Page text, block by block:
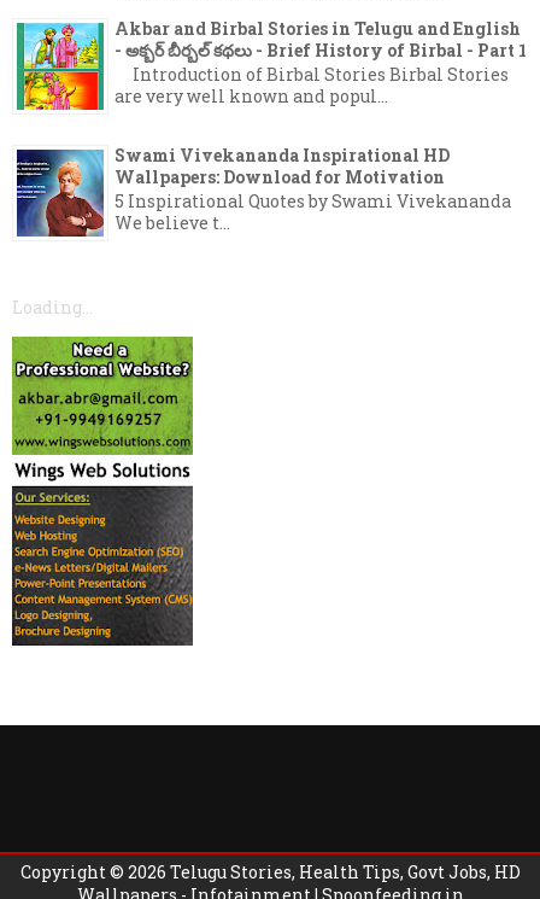
Akbar and Birbal Stories in Telugu and English
- అక్బర్ బీర్బల్ కథలు - Brief History of Birbal - Part 1
Introduction of Birbal Stories Birbal Stories
are very well known and popul...
Swami Vivekananda Inspirational HD
Wallpapers: Download for Motivation
5 Inspirational Quotes by Swami Vivekananda
We believe t...
Loading...
Copyright © 2026 Telugu Stories, Health Tips, Govt Jobs, HD
Wallpapers - Infotainment | Spoonfeeding.in